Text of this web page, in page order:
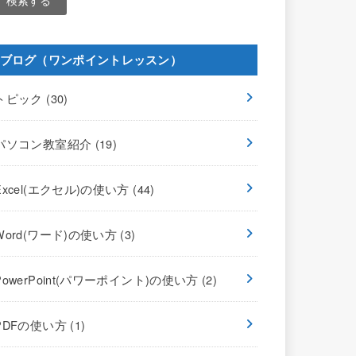
ブログ（ワンポイントレッスン）
ピック (30)
ソコン教室紹介 (19)
エクセル)の使い方 (44)
ワード)の使い方 (3)
パワーポイント)の使い方 (2)
の使い方 (1)